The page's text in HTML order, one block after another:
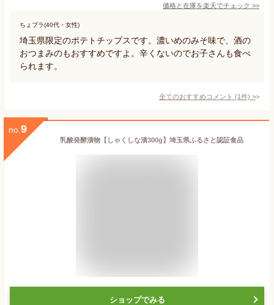
価格と在庫を楽天でチェック >>
ちょプラ(40代・女性)
埼玉県限定のポテトチップスです。濃いめのみそ味で、酒の
おつまみのもおすすめですよ。辛くないのでお子さんも食べ
られます。
全てのおすすめコメント (1件) >
no. 9
乳酸発酵漬物【しゃくしな漬300g】埼玉県ふるさと認証食品
ショップでみる